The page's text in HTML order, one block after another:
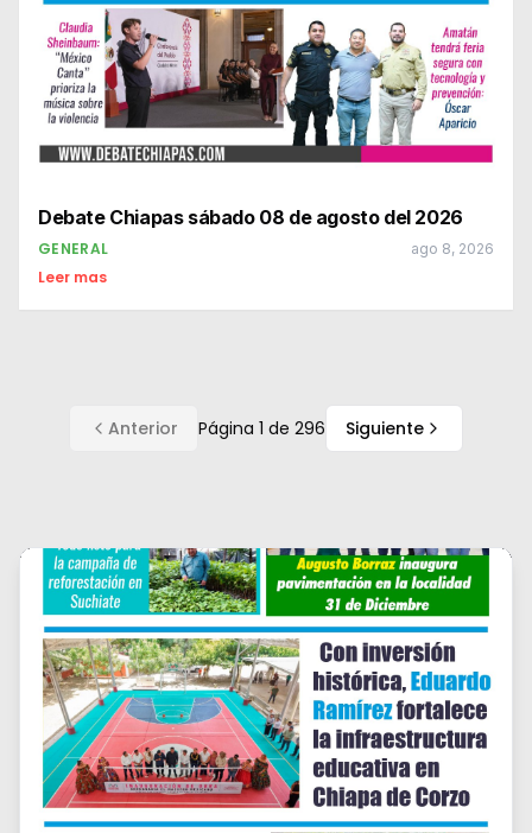
Debate Chiapas sábado 08 de agosto del 2026
GENERAL ago 8, 2026
Leer mas
Anterior Página 1 de 296 Siguiente